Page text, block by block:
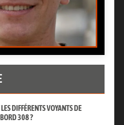
DIFFÉRENTS VOYANTS DE
308 ?